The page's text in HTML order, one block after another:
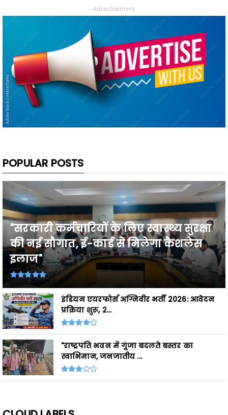
- Advertisement -
POPULAR POSTS
"सरकारी कर्मचारियों के लिए स्वास्थ्य सुरक्षा
की नई सौगात, ई-कार्ड से मिलेगा कैशलेस
इलाज"
इंडियन एयरफोर्स अग्निवीर भर्ती 2026: आवेदन
प्रक्रिया शुरू, 2...
"राष्ट्रपति भवन में गूंजा बदलते बस्तर का
स्वाभिमान, जनजातीय ...